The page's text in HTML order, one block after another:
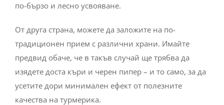
по-бързо и лесно усвояване.
От друга страна, можете да заложите на по-
традиционен прием с различни храни. Имайте
предвид обаче, че в такъв случай ще трябва да
изядете доста къри и черен пипер – и то само, за да
усетите дори минимален ефект от полезните
качества на турмерика.